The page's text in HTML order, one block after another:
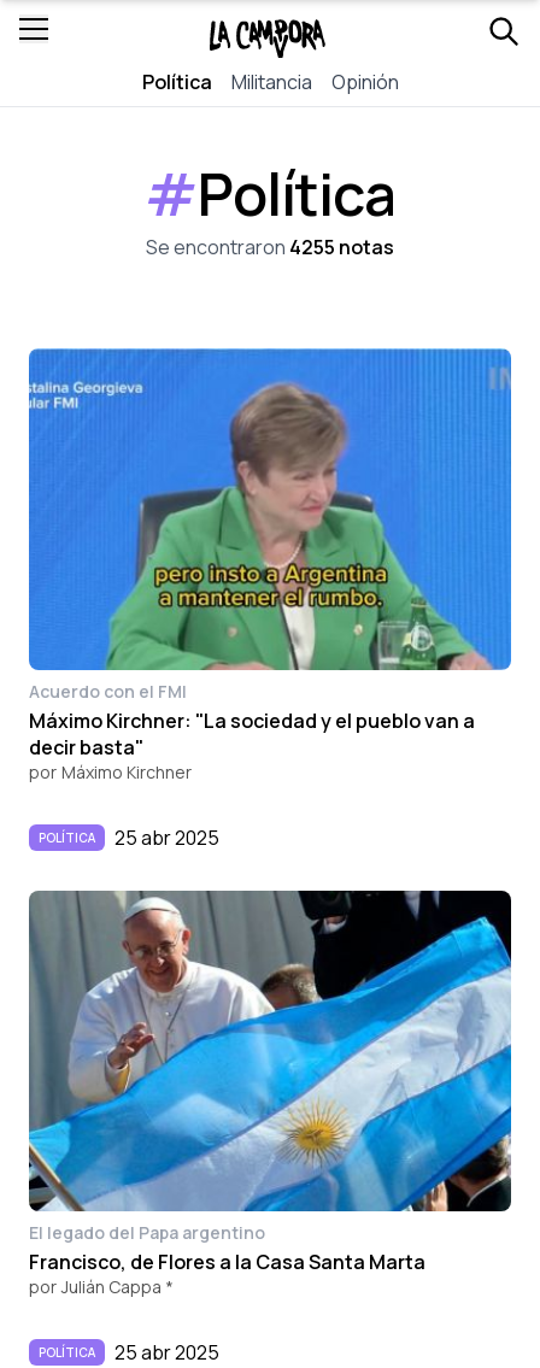
Política Militancia Opinión
#Política
Se encontraron 4255 notas
Acuerdo con el FMI
Máximo Kirchner: "La sociedad y el pueblo van a
decir basta"
por Máximo Kirchner
POLÍTICA 25 abr 2025
El legado del Papa argentino
Francisco, de Flores a la Casa Santa Marta
por Julián Cappa *
POLÍTICA 25 abr 2025